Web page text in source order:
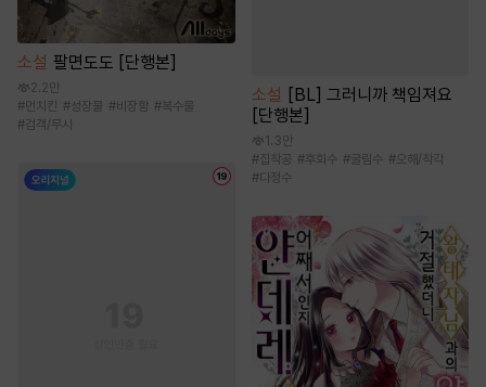
소설 팔면도도 [단행본]
2.2만
#먼치킨 #성장물 #비장함 #복수물
#검객/무사
소설
[BL] 그러니까 책임져요
[단행본]
1.3만
#집착공 #후회수 #굴림수 #오해/착각
#다정수